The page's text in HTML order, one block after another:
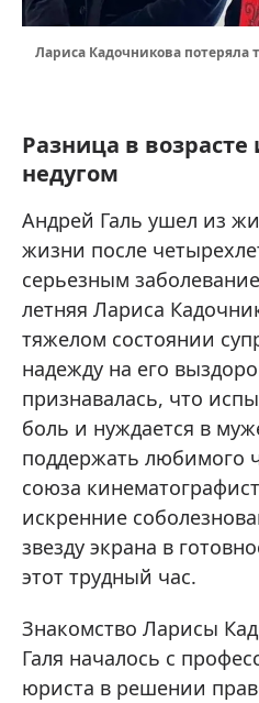
Лариса Кадочникова потеряла
Разница в возрасте
недугом
Андрей Галь ушел из
жизни после
серьезным
летняя Лариса
тяжелом состоянии
надежду на его
признавалась, что
боль и нуждается в
поддержать любимого
союза
искренние
звезду экрана в
этот трудный час.
Знакомство Ларисы
Галя началось с
юриста в решении